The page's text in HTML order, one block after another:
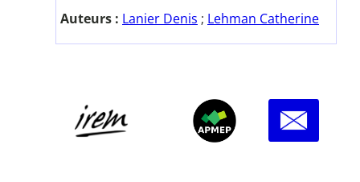
Auteurs : Lanier Denis ; Lehman Catherine